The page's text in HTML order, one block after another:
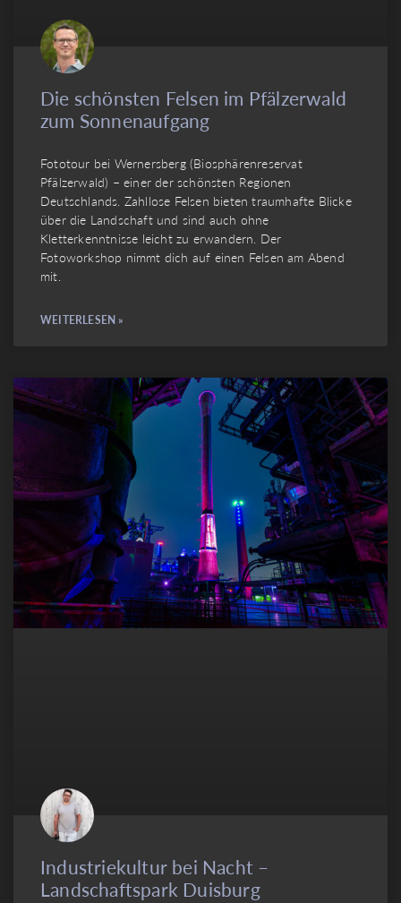
Die schönsten Felsen im Pfälzerwald
zum Sonnenaufgang
Fototour bei Wernersberg (Biosphärenreservat
Pfälzerwald) – einer der schönsten Regionen
Deutschlands. Zahllose Felsen bieten traumhafte Blicke
über die Landschaft und sind auch ohne
Kletterkenntnisse leicht zu erwandern. Der
Fotoworkshop nimmt dich auf einen Felsen am Abend
mit.
WEITERLESEN »
Industriekultur bei Nacht –
Landschaftspark Duisburg